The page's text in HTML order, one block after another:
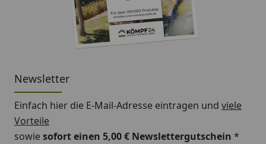
Newsletter
Einfach hier die E-Mail-Adresse eintragen und viele
Vorteile
sowiesofort einen 5,00 € Newslettergutschein *